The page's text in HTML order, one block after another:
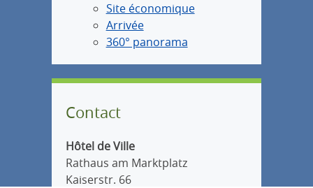
Site économique
Arrivée
360° panorama
Contact
Hôtel de Ville
Rathaus am Marktplatz
Kaiserstr. 66